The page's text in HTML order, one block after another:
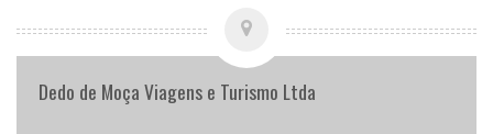
Dedo de Moça Viagens e Turismo Ltda